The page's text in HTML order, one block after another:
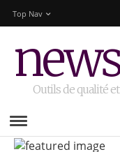
Top Nav
Outils de qualité